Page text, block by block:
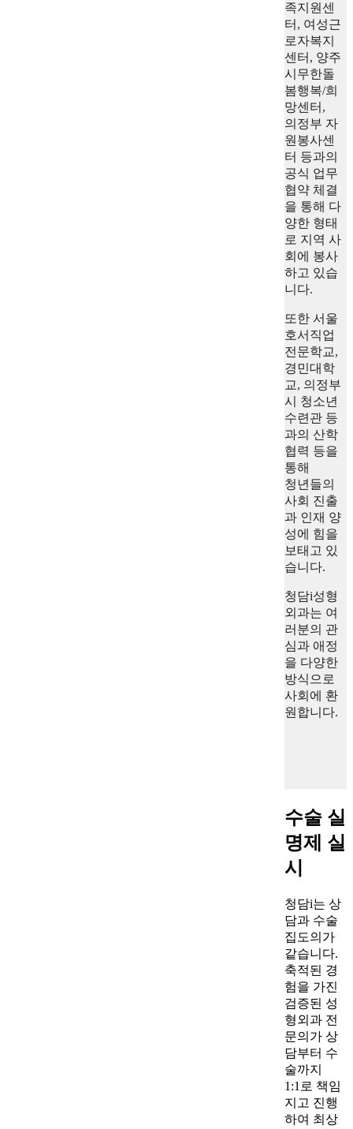
족지원센
터, 여성근
로자복지
센터, 양주
시무한돌
봄행복/희
망센터,
의정부 자
원봉사센
터 등과의
공식 업무
협약 체결
을 통해 다
양한 형태
로 지역 사
회에 봉사
하고 있습
니다.
또한 서울
호서직업
전문학교,
경민대학
교, 의정부
시 청소년
수련관 등
과의 산학
협력 등을
통해
청년들의
사회 진출
과 인재 양
성에 힘을
보태고 있
습니다.
청담i성형
외과는 여
러분의 관
심과 애정
을 다양한
방식으로
사회에 환
원합니다.
수술 실
명제 실
시
청담i는 상
담과 수술
집도의가
같습니다.
축적된 경
험을 가진
검증된 성
형외과 전
문의가 상
담부터 수
술까지
1:1로 책임
지고 진행
하여 최상